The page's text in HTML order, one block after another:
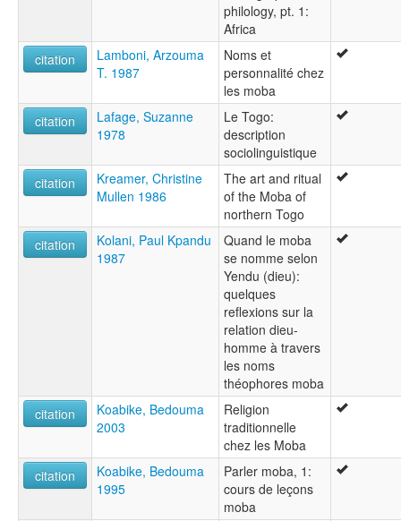
philology, pt. 1:
Africa
citation
Lamboni, Arzouma
T. 1987
Noms et
personnalité chez
les moba
citation
Lafage, Suzanne
1978
Le Togo:
description
sociolinguistique
citation
Kreamer, Christine
Mullen 1986
The art and ritual
of the Moba of
northern Togo
citation
Kolani, Paul Kpandu
1987
Quand le moba
se nomme selon
Yendu (dieu):
quelques
reflexions sur la
relation dieu-
homme à travers
les noms
théophores moba
citation
Koabike, Bedouma
2003
Religion
traditionnelle
chez les Moba
citation
Koabike, Bedouma
1995
Parler moba, 1:
cours de leçons
moba